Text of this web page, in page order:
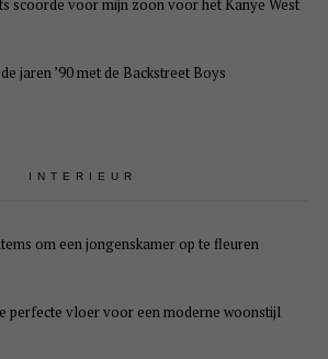
scoorde voor mijn zoon voor het Kanye West
jaren ’90 met de Backstreet Boys
INTERIEUR
om een jongenskamer op te fleuren
perfecte vloer voor een moderne woonstijl